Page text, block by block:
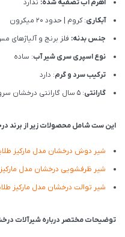
اهرم آب تصفیه شده: ندارد
آبکاری: کروم | حدود 20 میکرون
جنس بدنه: فلز برنج و
نوع اسپری سری شیر آب: ساده
ترکیب سرد و گرم: دارد
گارانتی: 5 سال گارانتی درخشان سرویس
این ست شامل محصولات زیر از برند
شیر دوش درخشان مدل مارکیز
شیر ظرفشویی درخشان مدل
شیر توالت درخشان مدل مارکیز
توضیحات مختصر درباره شیرآلات